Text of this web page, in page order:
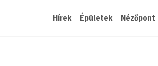
Hírek Épületek Nézőpont